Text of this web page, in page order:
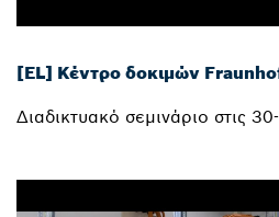
[EL] Κέντρο δοκιμών
Διαδικτυακό σεμινάριο στις